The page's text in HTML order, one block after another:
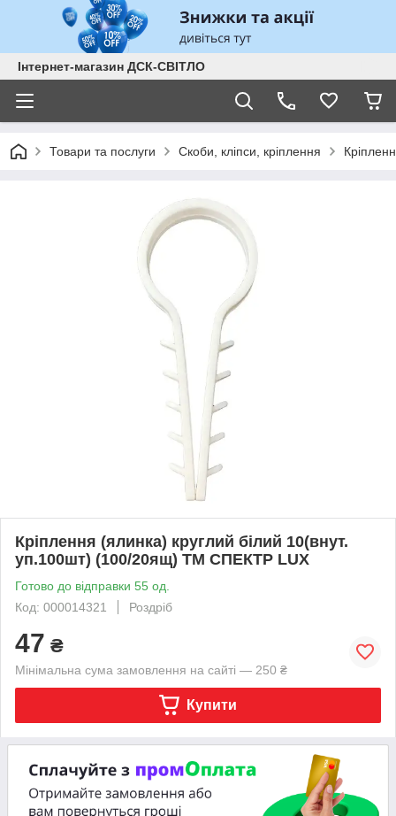
Інтернет-магазин ДСК-СВІТЛО
Товари та послуги Скоби, кліпси, кріплення
Кріплення (ялинка) круглий білий 10(внут.
уп.100шт) (100/20ящ) ТМ СПЕКТР LUX
Готово до відправки 55 од.
Код: 000014321
Роздріб
47 ₴
Мінімальна сума замовлення на сайті — 250 ₴
Купити